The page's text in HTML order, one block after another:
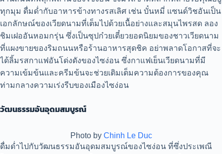
ทุกมุม ดื่มด่ำกับอาหารข้างทางรสเลิศ เช่น บั๋นหมี่ แซนด์วิชอันเป็น
เอกลักษณ์ของเวียดนามที่เต็มไปด้วยเนื้อย่างและสมุนไพรสด ลอง
ชิมเฝออันหอมกรุ่น ซึ่งเป็นซุปก๋วยเตี๋ยวยอดนิยมของชาวเวียดนาม
ที่แผงขายของริมถนนหรือร้านอาหารสุดชิค อย่าพลาดโอกาสที่จะ
ได้ลิ้มรสกาแฟอันโด่งดังของไซง่อน ซึ่งกาแฟเย็นเวียดนามที่มี
ความเข้มข้นและครีมข้นจะช่วยเติมเต็มความต้องการของคุณ
ท่ามกลางความเร่งรีบของเมืองไซง่อน
วัฒนธรรมอันอุดมสมบูรณ์
Photo by Chinh Le Duc
ดื่มด่ำไปกับวัฒนธรรมอันอุดมสมบูรณ์ของไซง่อน ที่ซึ่งประเพณี